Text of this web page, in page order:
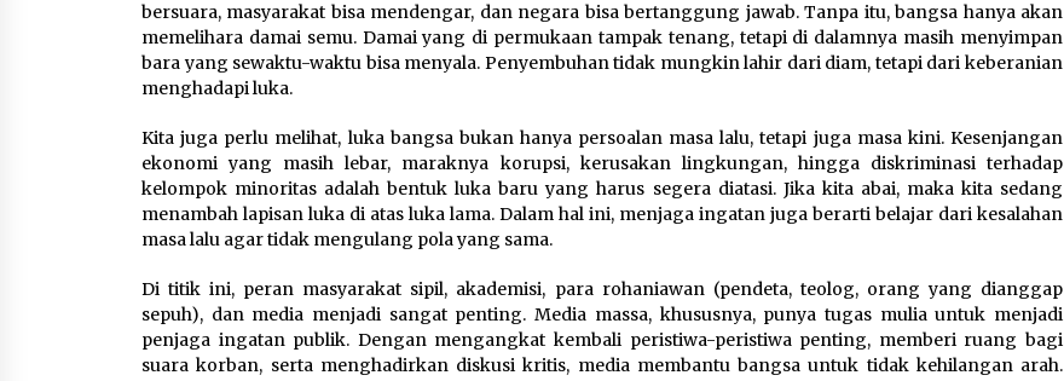
bersuara, masyarakat bisa mendengar, dan negara bisa bertanggung jawab. Tanpa itu, bangsa hanya akan
memelihara damai semu. Damai yang di permukaan tampak tenang, tetapi di dalamnya masih menyimpan
bara yang sewaktu-waktu bisa menyala. Penyembuhan tidak mungkin lahir dari diam, tetapi dari keberanian
menghadapi luka.
Kita juga perlu melihat, luka bangsa bukan hanya persoalan masa lalu, tetapi juga masa kini. Kesenjangan
ekonomi yang masih lebar, maraknya korupsi, kerusakan lingkungan, hingga diskriminasi terhadap
kelompok minoritas adalah bentuk luka baru yang harus segera diatasi. Jika kita abai, maka kita sedang
menambah lapisan luka di atas luka lama. Dalam hal ini, menjaga ingatan juga berarti belajar dari kesalahan
masa lalu agar tidak mengulang pola yang sama.
Di titik ini, peran masyarakat sipil, akademisi, para rohaniawan (pendeta, teolog, orang yang dianggap
sepuh), dan media menjadi sangat penting. Media massa, khususnya, punya tugas mulia untuk menjadi
penjaga ingatan publik. Dengan mengangkat kembali peristiwa-peristiwa penting, memberi ruang bagi
suara korban, serta menghadirkan diskusi kritis, media membantu bangsa untuk tidak kehilangan arah.